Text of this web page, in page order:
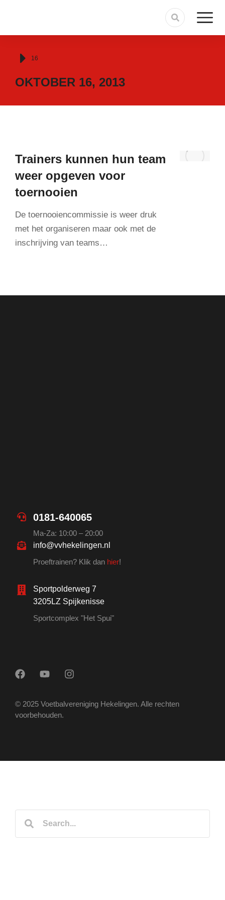
Je bent hier:
16
OKTOBER 16, 2013
Trainers kunnen hun team
weer opgeven voor
toernooien
De toernooiencommissie is weer druk
met het organiseren maar ook met de
inschrijving van teams…
0181-640065
Ma-Za: 10:00 – 20:00
info@vvhekelingen.nl
Proeftrainen? Klik dan hier!
Sportpolderweg 7
3205LZ Spijkenisse
Sportcomplex "Het Spui"
© 2025 Voetbalvereniging Hekelingen. Alle rechten
voorbehouden.